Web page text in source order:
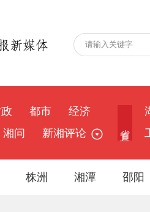
都市
经济
湘问 新湘评论
株洲 湘潭 邵阳